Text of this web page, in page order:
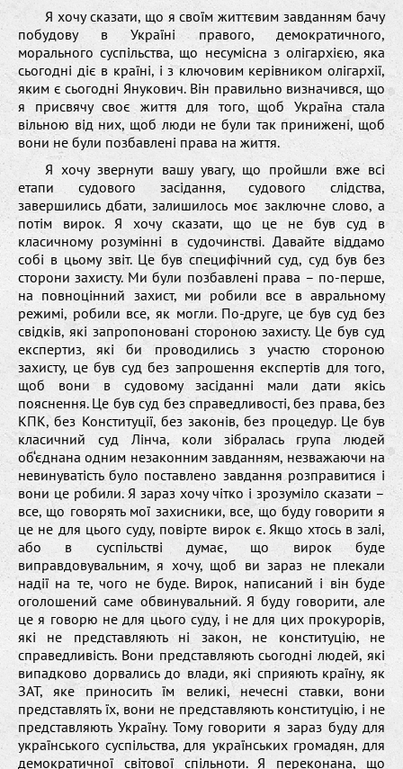
Я хочу сказати, що я своїм життєвим завданням бачу
побудову в Україні правого, демократичного,
морального суспільства, що несумісна з олігархією, яка
сьогодні діє в країні, і з ключовим керівником олігархії,
яким є сьогодні Янукович. Він правильно визначився, що
я присвячу своє життя для того, щоб Україна стала
вільною від них, щоб люди не були так принижені, щоб
вони не були позбавлені права на життя.
Я хочу звернути вашу увагу, що пройшли вже всі
етапи судового засідання, судового слідства,
завершились дбати, залишилось моє заключне слово, а
потім вирок. Я хочу сказати, що це не був суд в
класичному розумінні в судочинстві. Давайте віддамо
собі в цьому звіт. Це був специфічний суд, суд був без
сторони захисту. Ми були позбавлені права – по-перше,
на повноцінний захист, ми робили все в авральному
режимі, робили все, як могли. По-друге, це був суд без
свідків, які запропоновані стороною захисту. Це був суд
експертиз, які би проводились з участю стороною
захисту, це був суд без запрошення експертів для того,
щоб вони в судовому засіданні мали дати якісь
пояснення. Це був суд без справедливості, без права, без
КПК, без Конституції, без законів, без процедур. Це був
класичний суд Лінча, коли зібралась група людей
об‘єднана одним незаконним завданням, незважаючи на
невинуватість було поставлено завдання розправитися і
вони це робили. Я зараз хочу чітко і зрозуміло сказати –
все, що говорять мої захисники, все, що буду говорити я
це не для цього суду, повірте вирок є. Якщо хтось в залі,
або в суспільстві думає, що вирок буде
виправдовувальним, я хочу, щоб ви зараз не плекали
надії на те, чого не буде. Вирок, написаний і він буде
оголошений саме обвинувальний. Я буду говорити, але
це я говорю не для цього суду, і не для цих прокурорів,
які не представляють ні закон, не конституцію, не
справедливість. Вони представляють сьогодні людей, які
випадково дорвались до влади, які сприяють країну, як
ЗАТ, яке приносить їм великі, нечесні ставки, вони
представлять їх, вони не представляють конституцію, і не
представляють Україну. Тому говорити я зараз буду для
українського суспільства, для українських громадян, для
демократичної світової спільноти. Я переконана, що